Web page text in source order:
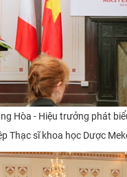
Hòa - Hiệu trưởng phát
Thạc sĩ khoa học Dược